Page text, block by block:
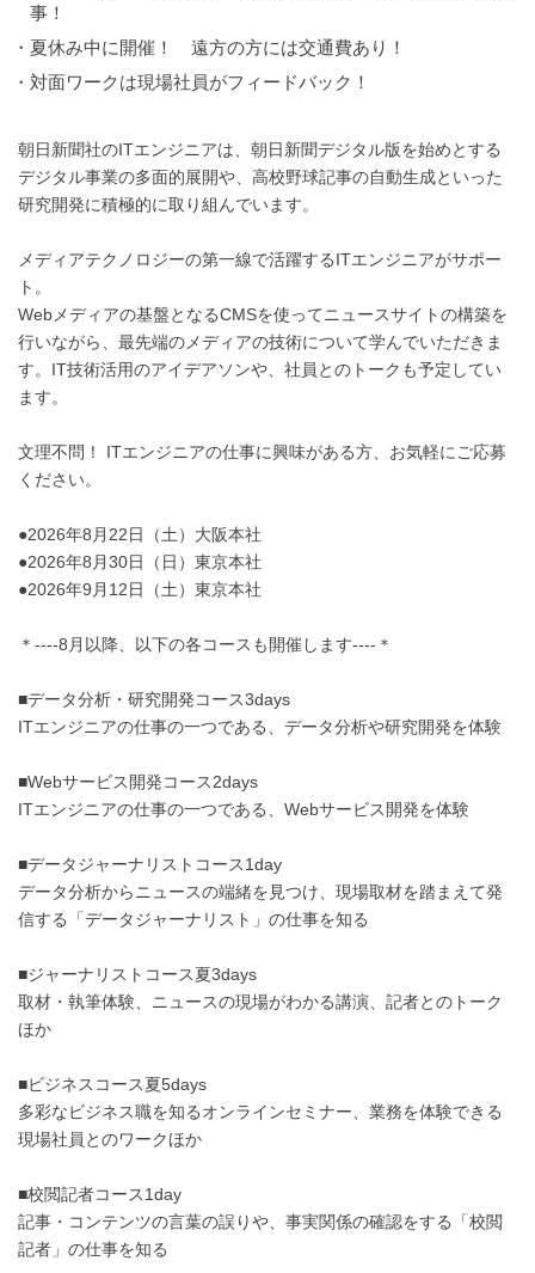
事！
・夏休み中に開催！ 遠方の方には交通費あり！
・対面ワークは現場社員がフィードバック！
朝日新聞社のITエンジニアは、朝日新聞デジタル版を始めとする
デジタル事業の多面的展開や、高校野球記事の自動生成といった
研究開発に積極的に取り組んでいます。
メディアテクノロジーの第一線で活躍するITエンジニアがサポー
ト。
Webメディアの基盤となるCMSを使ってニュースサイトの構築を
行いながら、最先端のメディアの技術について学んでいただきま
す。IT技術活用のアイデアソンや、社員とのトークも予定してい
ます。
文理不問！ ITエンジニアの仕事に興味がある方、お気軽にご応募
ください。
●2026年8月22日（土）大阪本社
●2026年8月30日（日）東京本社
●2026年9月12日（土）東京本社
＊----8月以降、以下の各コースも開催します----＊
■データ分析・研究開発コース3days
ITエンジニアの仕事の一つである、データ分析や研究開発を体験
■Webサービス開発コース2days
ITエンジニアの仕事の一つである、Webサービス開発を体験
■データジャーナリストコース1day
データ分析からニュースの端緒を見つけ、現場取材を踏まえて発
信する「データジャーナリスト」の仕事を知る
■ジャーナリストコース夏3days
取材・執筆体験、ニュースの現場がわかる講演、記者とのトーク
ほか
■ビジネスコース夏5days
多彩なビジネス職を知るオンラインセミナー、業務を体験できる
現場社員とのワークほか
■校閲記者コース1day
記事・コンテンツの言葉の誤りや、事実関係の確認をする「校閲
記者」の仕事を知る